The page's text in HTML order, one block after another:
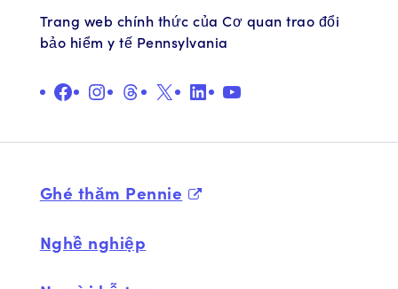
Trang web chính thức của Cơ quan trao đổi
bảo hiểm y tế Pennsylvania
QUẢNG CÁO
Ảnh minh họa
Chủ đề
X Liên kếtYouTube
Ghé thăm Pennie
Nghề nghiệp